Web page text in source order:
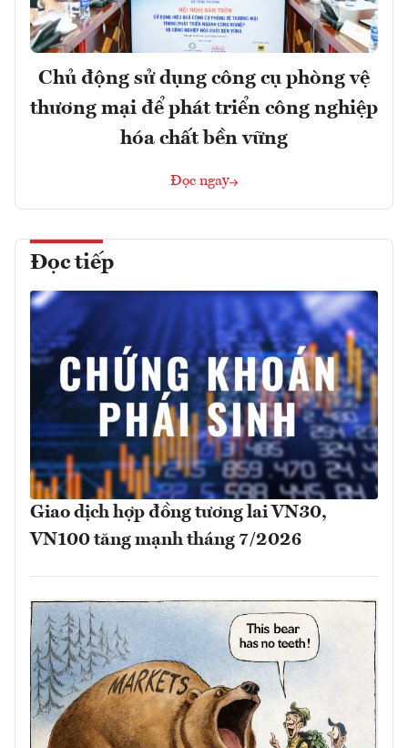
Chủ động sử dụng công cụ phòng vệ
thương mại để phát triển công nghiệp
hóa chất bền vững
Đọc ngay
Đọc tiếp
Giao dịch hợp đồng tương lai VN30,
VN100 tăng mạnh tháng 7/2026